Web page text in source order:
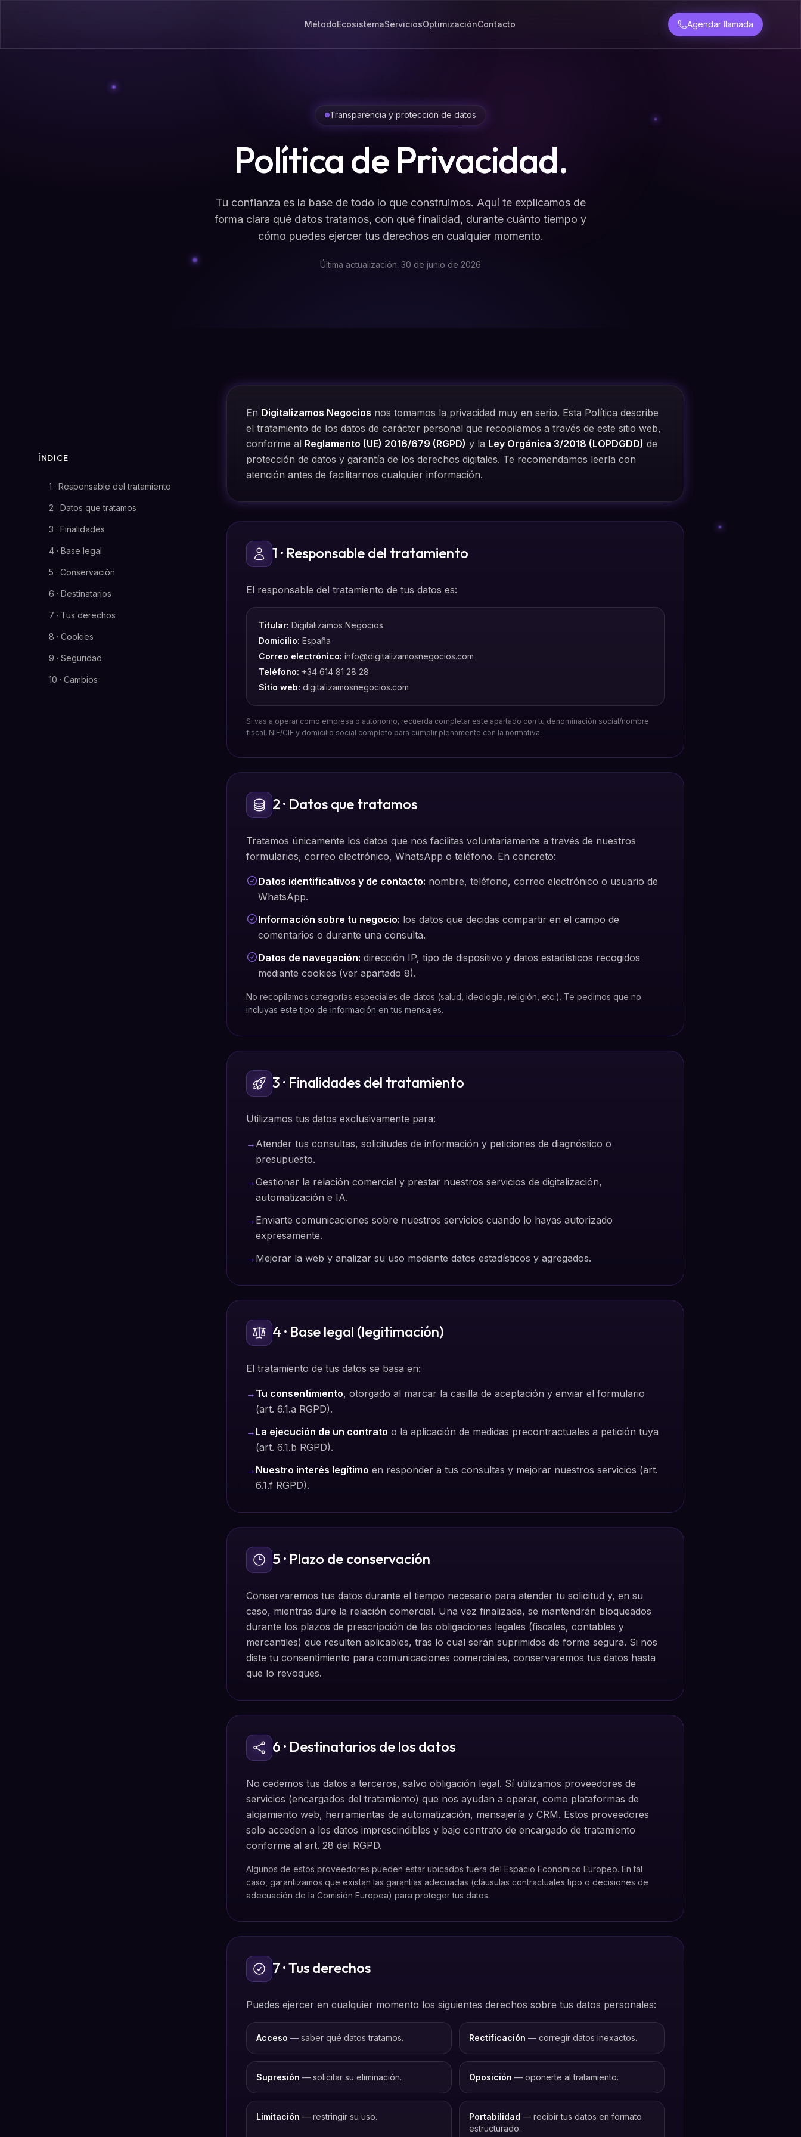
MétodoEcosistemaServiciosOptimizaciónContacto Agendar llamada
Transparencia y protección de datos
Política dePrivacidad.
Tu confianza es la base de todo lo que construimos. Aquí te explicamos de
forma clara qué datos tratamos, con qué finalidad, durante cuánto tiempo y
cómo puedes ejercer tus derechos en cualquier momento.
Última actualización: 30 de junio de 2026
ÍNDICE
1 · Responsable del tratamiento
2 · Datos que tratamos
3 · Finalidades
4 · Base legal
5 · Conservación
6 · Destinatarios
7 · Tus derechos
8 · Cookies
9 · Seguridad
10 · Cambios
En Digitalizamos Negocios nos tomamos la privacidad muy en serio. Esta Política describe
el tratamiento de los datos de carácter personal que recopilamos a través de este sitio web,
conforme al Reglamento (UE) 2016/679 (RGPD) y la Ley Orgánica 3/2018 (LOPDGDD) de
protección de datos y garantía de los derechos digitales. Te recomendamos leerla con
atención antes de facilitarnos cualquier información.
1 · Responsable del tratamiento
El responsable del tratamiento de tus datos es:
Titular: Digitalizamos Negocios
Domicilio: España
Correo electrónico: info@digitalizamosnegocios.com
Teléfono: +34 614 81 28 28
Sitio web: digitalizamosnegocios.com
Si vas a operar como empresa o autónomo, recuerda completar este apartado con tu denominación social/nombre
fiscal, NIF/CIF y domicilio social completo para cumplir plenamente con la normativa.
2 · Datos que tratamos
Tratamos únicamente los datos que nos facilitas voluntariamente a través de nuestros
formularios, correo electrónico, WhatsApp o teléfono. En concreto:
Datos identificativos y de contacto: nombre, teléfono, correo electrónico o usuario de
WhatsApp.
Información sobre tu negocio: los datos que decidas compartir en el campo de
comentarios o durante una consulta.
Datos de navegación: dirección IP, tipo de dispositivo y datos estadísticos recogidos
mediante cookies (ver apartado 8).
No recopilamos categorías especiales de datos (salud, ideología, religión, etc.). Te pedimos que no
incluyas este tipo de información en tus mensajes.
3 · Finalidades del tratamiento
Utilizamos tus datos exclusivamente para:
→ Atender tus consultas, solicitudes de información y peticiones de diagnóstico o
presupuesto.
→Gestionar la relación comercial y prestar nuestros servicios de digitalización,
automatización e IA.
→ Enviarte comunicaciones sobre nuestros servicios cuando lo hayas autorizado
expresamente.
→ Mejorar la web y analizar su uso mediante datos estadísticos y agregados.
4 · Base legal (legitimación)
El tratamiento de tus datos se basa en:
→ Tu consentimiento, otorgado al marcar la casilla de aceptación y enviar el formulario
(art. 6.1.a RGPD).
→ La ejecución de un contrato o la aplicación de medidas precontractuales a petición tuya
(art. 6.1.b RGPD).
→ Nuestro interés legítimo en responder a tus consultas y mejorar nuestros servicios (art.
6.1.f RGPD).
5 · Plazo de conservación
Conservaremos tus datos durante el tiempo necesario para atender tu solicitud y, en su
caso, mientras dure la relación comercial. Una vez finalizada, se mantendrán bloqueados
durante los plazos de prescripción de las obligaciones legales (fiscales, contables y
mercantiles) que resulten aplicables, tras lo cual serán suprimidos de forma segura. Si nos
diste tu consentimiento para comunicaciones comerciales, conservaremos tus datos hasta
que lo revoques.
6 · Destinatarios de los datos
No cedemos tus datos a terceros, salvo obligación legal. Sí utilizamos proveedores de
servicios (encargados del tratamiento) que nos ayudan a operar, como plataformas de
alojamiento web, herramientas de automatización, mensajería y CRM. Estos proveedores
solo acceden a los datos imprescindibles y bajo contrato de encargado de tratamiento
conforme al art. 28 del RGPD.
Algunos de estos proveedores pueden estar ubicados fuera del Espacio Económico Europeo. En tal
caso, garantizamos que existan las garantías adecuadas (cláusulas contractuales tipo o decisiones de
adecuación de la Comisión Europea) para proteger tus datos.
7 · Tus derechos
Puedes ejercer en cualquier momento los siguientes derechos sobre tus datos personales:
Acceso — saber qué datos tratamos. Rectificación — corregir datos inexactos.
Supresión — solicitar su eliminación. Oposición — oponerte al tratamiento.
Limitación — restringir su uso. Portabilidad — recibir tus datos en formato
estructurado.